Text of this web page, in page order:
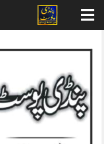
content